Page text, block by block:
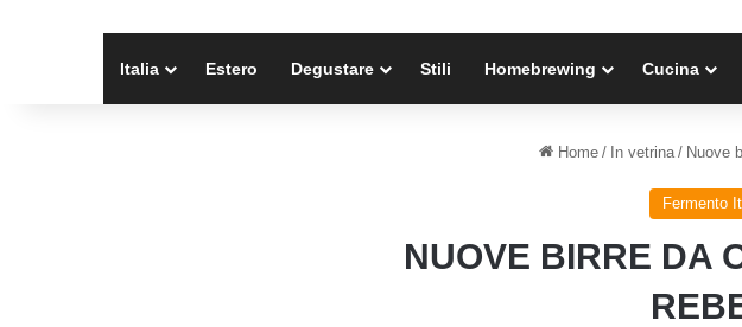
Italia Estero Degustare Stili Homebrewing Cucina
Home / In vetrina / Nuove
Fermento
NUOVE BIRRE DA